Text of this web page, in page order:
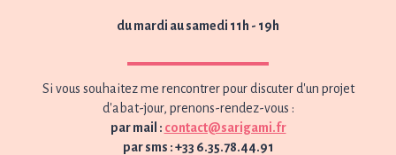
du mardi au samedi 11h - 19h
Si vous souhaitez me rencontrer pour discuter d'un projet
d'abat-jour, prenons-rendez-vous :
par mail : contact@sarigami.fr
par sms : +33 6.35.78.44.91